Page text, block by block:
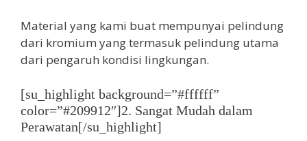
Material yang kami buat mempunyai pelindung
dari kromium yang termasuk pelindung utama
dari pengaruh kondisi lingkungan.
[su_highlight background=”#ffffff”
color=”#209912″]2. Sangat Mudah dalam
Perawatan[/su_highlight]